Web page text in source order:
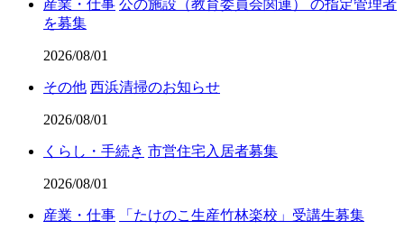
産業・仕事 公の施設（教育委員会関連） の指定管理者
を募集
2026/08/01
その他 西浜清掃のお知らせ
2026/08/01
くらし・手続き 市営住宅入居者募集
2026/08/01
産業・仕事 「たけのこ生産竹林楽校」受講生募集